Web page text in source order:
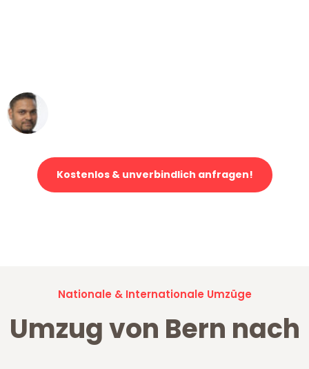
Kostenlos & unverbindlich anfragen!
Nationale & Internationale Umzüge
Umzug von Bern nach